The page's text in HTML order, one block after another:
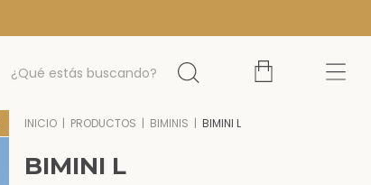
INICIO | PRODUCTOS | BIMINIS | BIMINI L
BIMINI L